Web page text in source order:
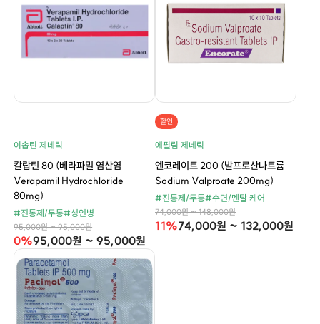
이솝틴 제네릭
칼랍틴 80 (베라파밀 염산염
Verapamil Hydrochloride
80mg)
#진통제/두통#성인병
95,000원 ~ 95,000원
0%95,000원 ~ 95,000원
할인
에필림 제네릭
엔코레이트 200 (발프로산나트륨
Sodium Valproate 200mg)
#진통제/두통#수면/멘탈 케어
74,000원 ~ 148,000원
11%74,000원 ~ 132,000원